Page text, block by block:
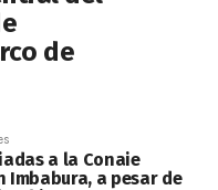
de
a la Conaie
a pesar de